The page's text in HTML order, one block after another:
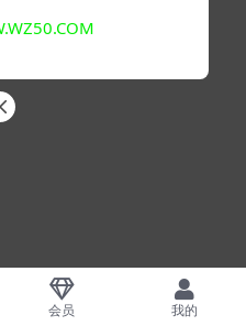
会员 我的